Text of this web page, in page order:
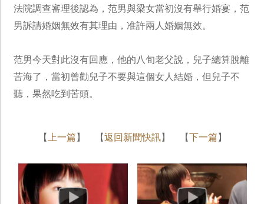
法院調查審理後認為，范男與梁女當初沒有舉行婚宴，范
男訴請婚姻無效有其理由，准許兩人婚姻無效。
范男今天對此沒有回應，他的八旬老父說，兒子總算脫離
苦海了，當初曾勸兒子不要與這個女人結婚，但兒子不
聽，果然吃到苦頭。
【 上一篇 】 【返回新聞快訊】 【下一篇 】